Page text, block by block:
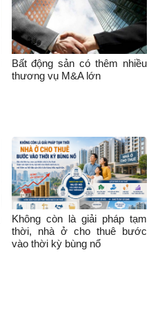
Bất động sản có thêm nhiều
thương vụ M&A lớn
Không còn là giải pháp tạm
thời, nhà ở cho thuê bước
vào thời kỳ bùng nổ